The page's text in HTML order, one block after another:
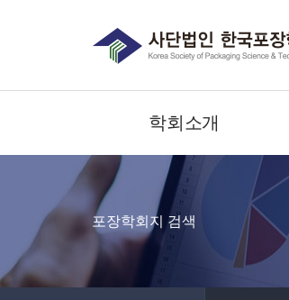
학회소개
포장학회지 검색